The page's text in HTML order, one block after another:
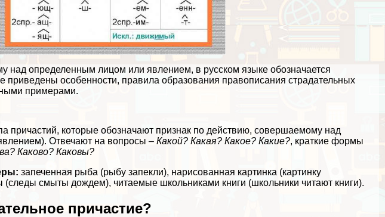
над определенным лицом или явлением, в русском языке обозначается
приведены особенности, правила образования правописания страдательных
примерами.
причастий, которые обозначают признак по действию, совершаемому над
Отвечают на вопросы –Какой? Какая? Какое? Какие?, краткие формы
Каково? Каковы?
запеченная рыба (рыбу запекли), нарисованная картинка (картинку
(следы смыты дождем), читаемые школьниками книги (школьники читают книги).
причастие?